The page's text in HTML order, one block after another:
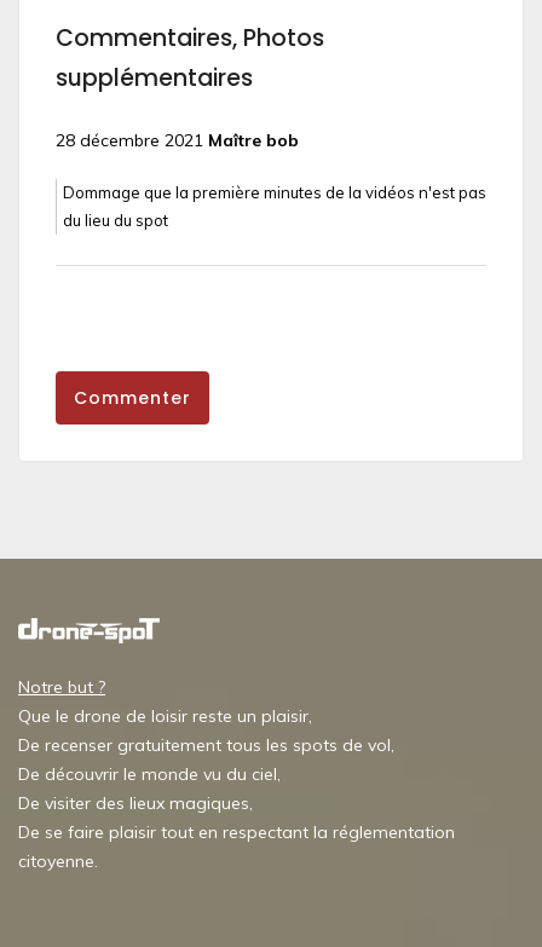
Commentaires, Photos
supplémentaires
28 décembre 2021 Maître bob
Dommage que la première minutes de la vidéos n'est pas
du lieu du spot
Commenter
Notre but ?
Que le drone de loisir reste un plaisir,
De recenser gratuitement tous les spots de vol,
De découvrir le monde vu du ciel,
De visiter des lieux magiques,
De se faire plaisir tout en respectant la réglementation
citoyenne.